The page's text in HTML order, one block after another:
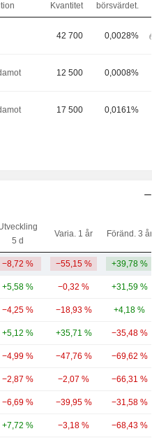
Kvantitet
börsvärdet.
42 700 0,0028%
12 500 0,0008%
17 500 0,0161%
5 d
Varia. 1 år Föränd. 3 år
−8,72 % −55,15 % +39,78 %
+5,58 % −0,32 % +31,59 %
−4,25 % −18,93 % +4,18 %
+5,12 % +35,71 % −35,48 %
−4,99 % −47,76 % −69,62 %
−2,87 % −2,07 % −66,31 %
−6,69 % −39,95 % −31,58 %
+7,72 % −3,18 % −68,43 %